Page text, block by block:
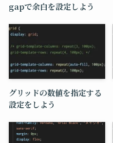
gapで余白を設定しよう
グリッドの数値を指定する
設定をしよう